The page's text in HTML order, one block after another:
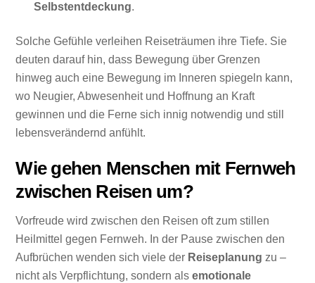
Selbstentdeckung.
Solche Gefühle verleihen Reiseträumen ihre Tiefe. Sie
deuten darauf hin, dass Bewegung über Grenzen
hinweg auch eine Bewegung im Inneren spiegeln kann,
wo Neugier, Abwesenheit und Hoffnung an Kraft
gewinnen und die Ferne sich innig notwendig und still
lebensverändernd anfühlt.
Wie gehen Menschen mit Fernweh
zwischen Reisen um?
Vorfreude wird zwischen den Reisen oft zum stillen
Heilmittel gegen Fernweh. In der Pause zwischen den
Aufbrüchen wenden sich viele der Reiseplanung zu –
nicht als Verpflichtung, sondern alsemotionale